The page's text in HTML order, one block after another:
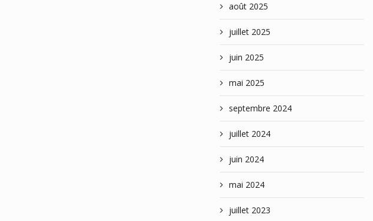
août 2025
juillet 2025
juin 2025
mai 2025
septembre 2024
juillet 2024
juin 2024
mai 2024
juillet 2023